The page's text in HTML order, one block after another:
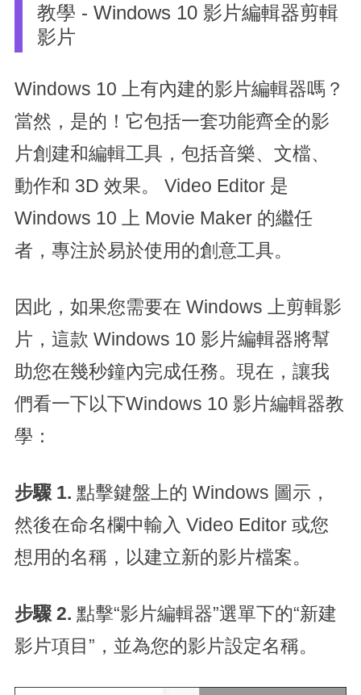
教學 - Windows 10 影片編輯器剪輯
影片
Windows 10 上有內建的影片編輯器嗎？
當然，是的！它包括一套功能齊全的影
片創建和編輯工具，包括音樂、文檔、
動作和 3D 效果。 Video Editor 是
Windows 10 上 Movie Maker 的繼任
者，專注於易於使用的創意工具。
因此，如果您需要在 Windows 上剪輯影
片，這款 Windows 10 影片編輯器將幫
助您在幾秒鐘內完成任務。現在，讓我
們看一下以下Windows 10 影片編輯器教
學：
步驟 1. 點擊鍵盤上的 Windows 圖示，
然後在命名欄中輸入 Video Editor 或您
想用的名稱，以建立新的影片檔案。
步驟 2. 點擊“影片編輯器”選單下的“新建
影片項目”，並為您的影片設定名稱。